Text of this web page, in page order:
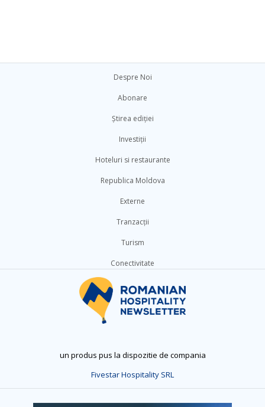
Despre Noi
Abonare
Știrea ediției
Investiții
Hoteluri si restaurante
Republica Moldova
Externe
Tranzacții
Turism
Conectivitate
un produs pus la dispozitie de compania
Fivestar Hospitality SRL